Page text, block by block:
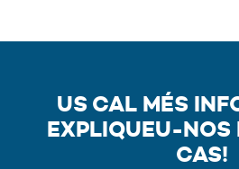
US CAL MÉS
EXPLIQUEU-NOS
CAS!